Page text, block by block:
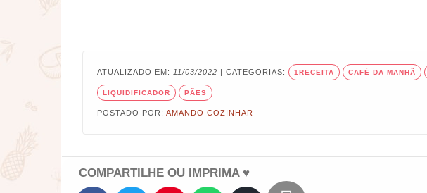
ATUALIZADO EM: 11/03/2022 | CATEGORIAS: 1RECEITA CAFÉ DA MANHÃ
LIQUIDIFICADOR PÃES
POSTADO POR: AMANDO COZINHAR
COMPARTILHE OU IMPRIMA ♥